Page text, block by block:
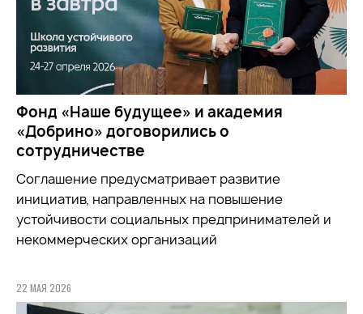
Фонд «Наше будущее» и академия
«Добрино» договорились о
сотрудничестве
Соглашение предусматривает развитие
инициатив, направленных на повышение
устойчивости социальных предпринимателей и
некоммерческих организаций
22 МАЯ 2026